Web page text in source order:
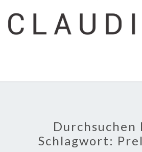
Durchsuchen
Schlagwort: